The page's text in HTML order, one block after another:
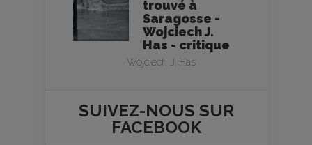
trouvé à
Saragosse -
Wojciech J.
Has - critique
Wojciech J. Has
SUIVEZ-NOUS SUR
FACEBOOK